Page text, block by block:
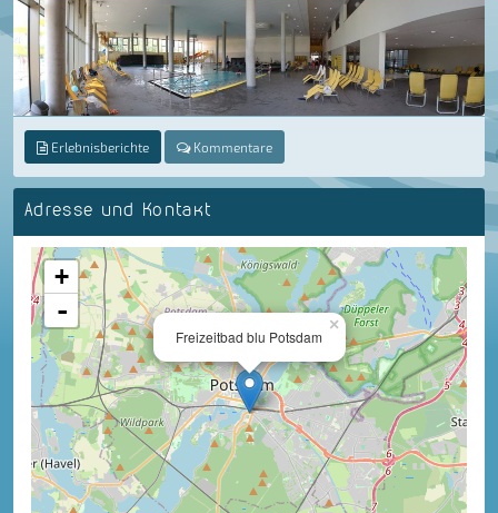
Erlebnisberichte Kommentare
Adresse und Kontakt
×
Freizeitbad blu Potsdam
+
-